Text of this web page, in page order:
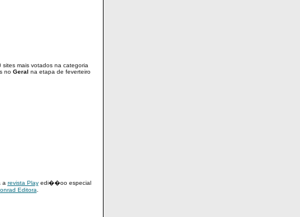
mais votados na categoria
no Geral na etapa de feverteiro
a revista Playedi��oo especial
Editora